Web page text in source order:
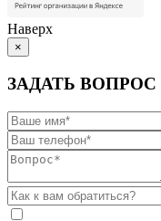
Наверх
×
ЗАДАТЬ